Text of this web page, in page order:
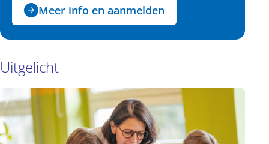
Meer info en aanmelden
Uitgelicht